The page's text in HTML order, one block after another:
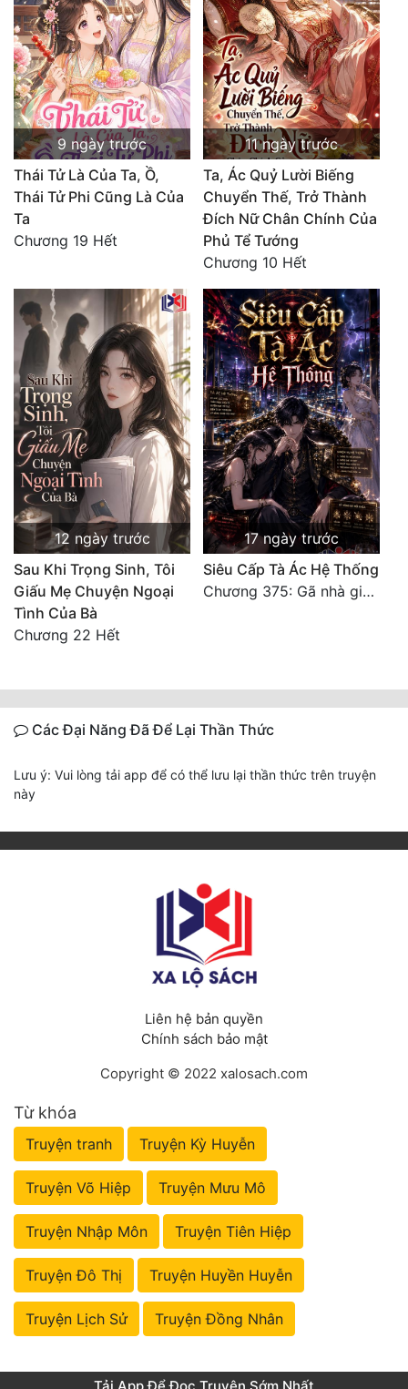
9 ngày trước
Thái Tử Là Của Ta, Ồ,
Thái Tử Phi Cũng Là Của
Ta
Chương 19 Hết
11 ngày trước
Ta, Ác Quỷ Lười Biếng
Chuyển Thế, Trở Thành
Đích Nữ Chân Chính Của
Phủ Tể Tướng
Chương 10 Hết
12 ngày trước
Sau Khi Trọng Sinh, Tôi
Giấu Mẹ Chuyện Ngoại
Tình Của Bà
Chương 22 Hết
17 ngày trước
Siêu Cấp Tà Ác Hệ Thống
Chương 375: Gã nhà giàu láo xược
Các Đại Năng Đã Để Lại Thần Thức
Lưu ý: Vui lòng tải app để có thể lưu lại thần thức trên truyện
này
Liên hệ bản quyền
Chính sách bảo mật
Copyright © 2022 xalosach.com
Từ khóa
Truyện tranh Truyện Kỳ Huyễn
Truyện Võ Hiệp Truyện Mưu Mô
Truyện Nhập Môn Truyện Tiên Hiệp
Truyện Đô Thị Truyện Huyền Huyễn
Truyện Lịch Sử Truyện Đồng Nhân